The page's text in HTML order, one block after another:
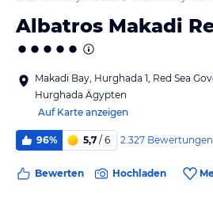
Albatros Makadi
Makadi Bay, Hurghada 1, Red Sea
Hurghada Ägypten
Auf Karte anzeigen
96% 5,7 / 6 2.327 Bewertungen
Bewerten Hochladen